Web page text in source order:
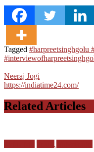
Tagged #harpreetsinghgolu
Neeraj Jogi
https://indiatime24.com/
Related Articles